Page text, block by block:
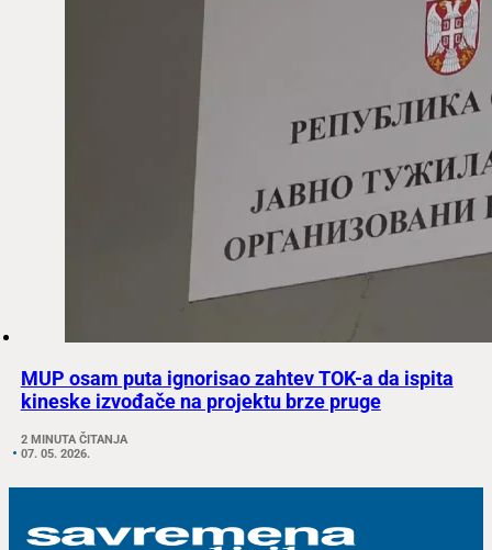
MUP osam puta ignorisao zahtev TOK-a da ispita
kineske izvođače na projektu brze pruge
2 MINUTA ČITANJA
07. 05. 2026.